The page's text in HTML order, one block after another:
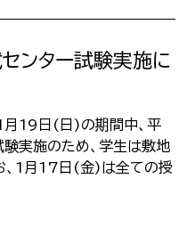
ンター試験実施に
19日(日)の期間中、平
実施のため、学生は敷地
、1月17日(金)は全ての授